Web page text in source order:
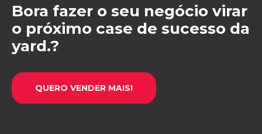
Bora fazer o seu negócio virar
o próximo case de sucesso da
yard.?
QUERO VENDER MAIS!